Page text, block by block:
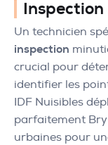
Un technicien
inspection
crucial pour
identifier les
IDF Nuisibles
parfaitement
urbaines pour